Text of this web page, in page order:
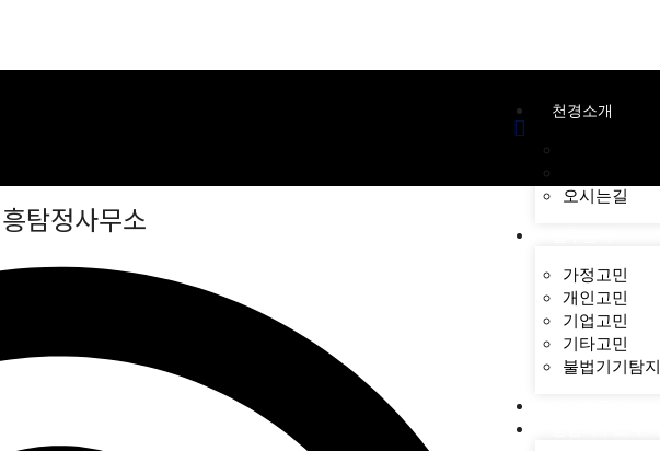
천경소개
오시는길
가정고민
개인고민
기업고민
기타고민
불법기기탐지
탐정사무소